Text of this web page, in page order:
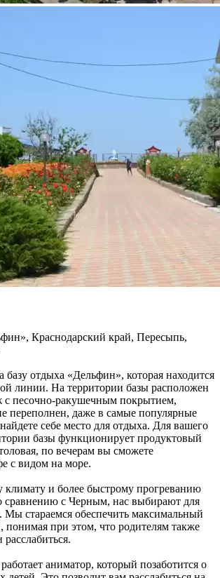
Краснодарский край, Пересыпь,
базу отдыха «Дельфин», которая находится
линии. На территории базы расположен
с песочно-ракушечным покрытием,
переполнен, даже в самые популярные
себе место для отдыха. Для вашего
базы функционирует продуктовый
по вечерам вы сможете
с видом на море.
климату и более быстрому прогреванию
сравнению с Черным, нас выбирают для
Мы стараемся обеспечить максимальный
понимая при этом, что родителям также
аниматор, который позаботится о